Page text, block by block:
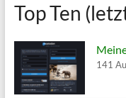
Top Ten
141